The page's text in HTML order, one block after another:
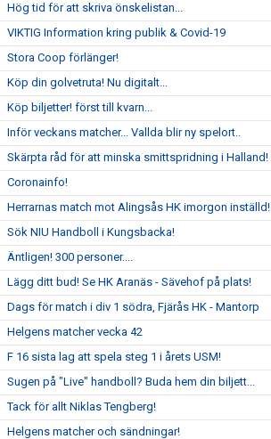
Hög tid för att skriva önskelistan...
VIKTIG Information kring publik & Covid-19
Stora Coop förlänger!
Köp din golvetruta! Nu digitalt...
Köp biljetter! först till kvarn...
Inför veckans matcher... Vallda blir ny spelort..
Skärpta råd för att minska smittspridning i Halland!
Coronainfo!
Herrarnas match mot Alingsås HK imorgon inställd!
Sök NIU Handboll i Kungsbacka!
Äntligen! 300 personer....
Lägg ditt bud! Se HK Aranäs - Sävehof på plats!
Dags för match i div 1 södra, Fjärås HK - Mantorp
Helgens matcher vecka 42
F 16 sista lag att spela steg 1 i årets USM!
Sugen på "Live" handboll? Buda hem din biljett...
Tack för allt Niklas Tengberg!
Helgens matcher och sändningar!